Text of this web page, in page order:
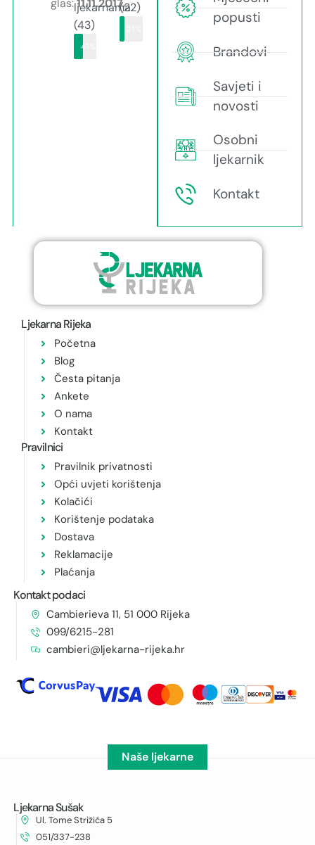
glas:11.11.2017.
ljekarnama
(43)
41%
(22)
popusti
Brandovi
Savjeti i
novosti
Osobni
ljekarnik
Kontakt
Ljekarna Rijeka
Početna
Blog
Česta pitanja
Ankete
O nama
Kontakt
Pravilnici
Pravilnik privatnosti
Opći uvjeti korištenja
Kolačići
Korištenje podataka
Dostava
Reklamacije
Plaćanja
Kontakt podaci
Cambierieva 11, 51 000 Rijeka
099/6215-281
cambieri@ljekarna-rijeka.hr
Naše ljekarne
Ljekarna Sušak
Ul. Tome Strižića 5
051/337-238